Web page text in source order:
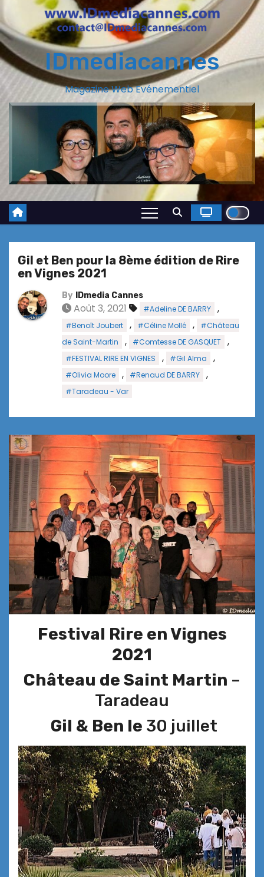
IDmediacannes
Magazine Web Evénementiel
Gil et Ben pour la 8ème édition de Rire
en Vignes 2021
By IDmedia Cannes
Août 3, 2021 #Adeline DE BARRY ,
#Benoît Joubert , #Céline Mollé ,
#Château
de Saint-Martin
, #Comtesse DE GASQUET ,
#FESTIVAL RIRE EN VIGNES , #Gil Alma ,
#Olivia Moore , #Renaud DE BARRY ,
#Taradeau - Var
Festival Rire en Vignes
2021
Château de Saint Martin –
Taradeau
Gil & Ben le 30 juillet